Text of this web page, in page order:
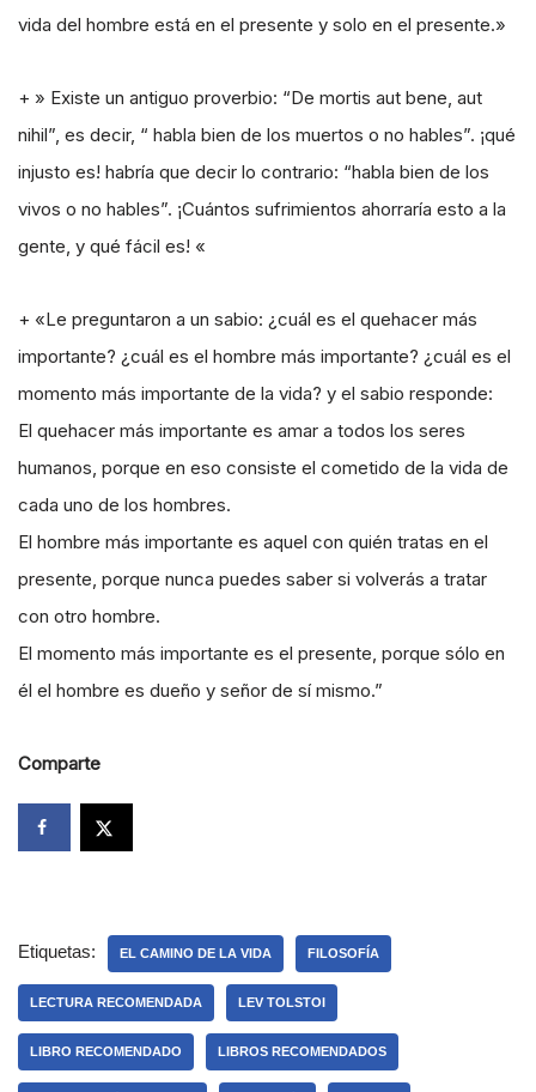
vida del hombre está en el presente y solo en el presente.»
+ » Existe un antiguo proverbio: “De mortis aut bene, aut
nihil”, es decir, “ habla bien de los muertos o no hables”. ¡qué
injusto es! habría que decir lo contrario: “habla bien de los
vivos o no hables”. ¡Cuántos sufrimientos ahorraría esto a la
gente, y qué fácil es! «
+ «Le preguntaron a un sabio: ¿cuál es el quehacer más
importante? ¿cuál es el hombre más importante? ¿cuál es el
momento más importante de la vida? y el sabio responde:
El quehacer más importante es amar a todos los seres
humanos, porque en eso consiste el cometido de la vida de
cada uno de los hombres.
El hombre más importante es aquel con quién tratas en el
presente, porque nunca puedes saber si volverás a tratar
con otro hombre.
El momento más importante es el presente, porque sólo en
él el hombre es dueño y señor de sí mismo.”
Comparte
Etiquetas: EL CAMINO DE LA VIDA FILOSOFÍA
LECTURA RECOMENDADA LEV TOLSTOI
LIBRO RECOMENDADO LIBROS RECOMENDADOS